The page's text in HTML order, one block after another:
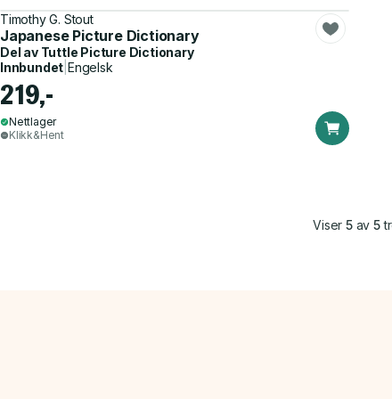
Timothy G. Stout
Japanese Picture Dictionary
Del av Tuttle Picture Dictionary
Innbundet |Engelsk
219,-
Nettlager
Klikk&Hent
Viser5av 5